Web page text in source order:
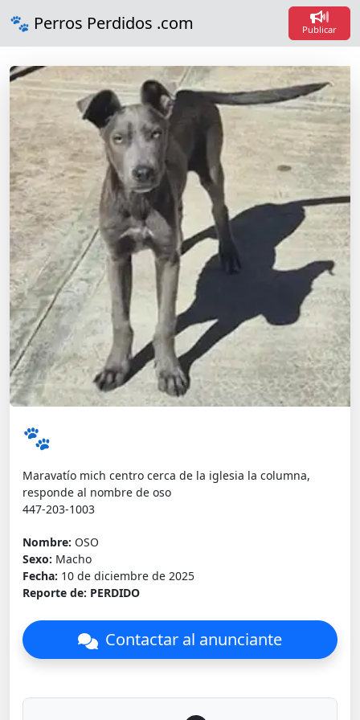
🐾 Perros Perdidos .com Publicar
🐾
Maravatío mich centro cerca de la iglesia la columna,
responde al nombre de oso
447-203-1003
Nombre: OSO
Sexo: Macho
Fecha: 10 de diciembre de 2025
Reporte de: PERDIDO
Contactar al anunciante